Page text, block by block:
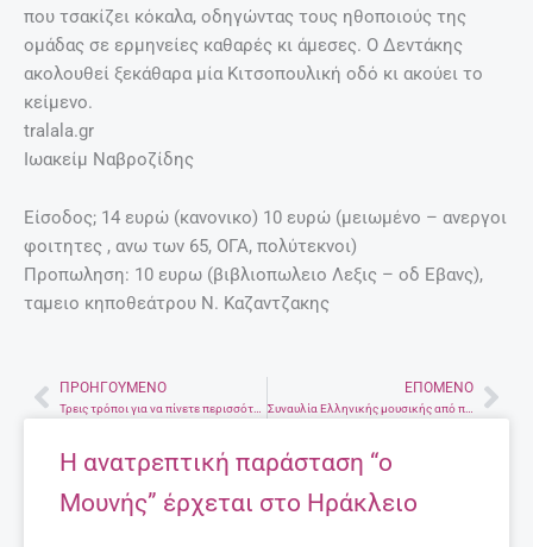
που τσακίζει κόκαλα, οδηγώντας τους ηθοποιούς της
ομάδας σε ερμηνείες καθαρές κι άμεσες. Ο Δεντάκης
ακολουθεί ξεκάθαρα μία Κιτσοπουλική οδό κι ακούει το
κείμενο.
tralala.gr
Ιωακείμ Ναβροζίδης
Είσοδος; 14 ευρώ (κανονικο) 10 ευρώ (μειωμένο – ανεργοι
φοιτητες , ανω των 65, ΟΓΑ, πολύτεκνοι)
Προπωληση: 10 ευρω (βιβλιοπωλειο Λεξις – οδ Εβανς),
ταμειο κηποθεάτρου Ν. Καζαντζακης
PrevΠΡΟΗΓΟΎΜΕΝΟ ΕΠΌΜΕΝΟ
Συναυλία Ελληνικής μουσικής από παραδοσιακή ως έντεχνη και ρεμπέτικο
Η ανατρεπτική παράσταση “ο
Μουνής” έρχεται στο Ηράκλειο